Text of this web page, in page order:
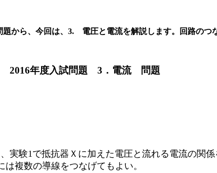
から、今回は、3. 電圧と電流を解説します。回路のつ
2016年度入試問題 3．電流 問題
験1で抵抗器Ｘに加えた電圧と流れる電流の関
複数の導線をつなげてもよい。